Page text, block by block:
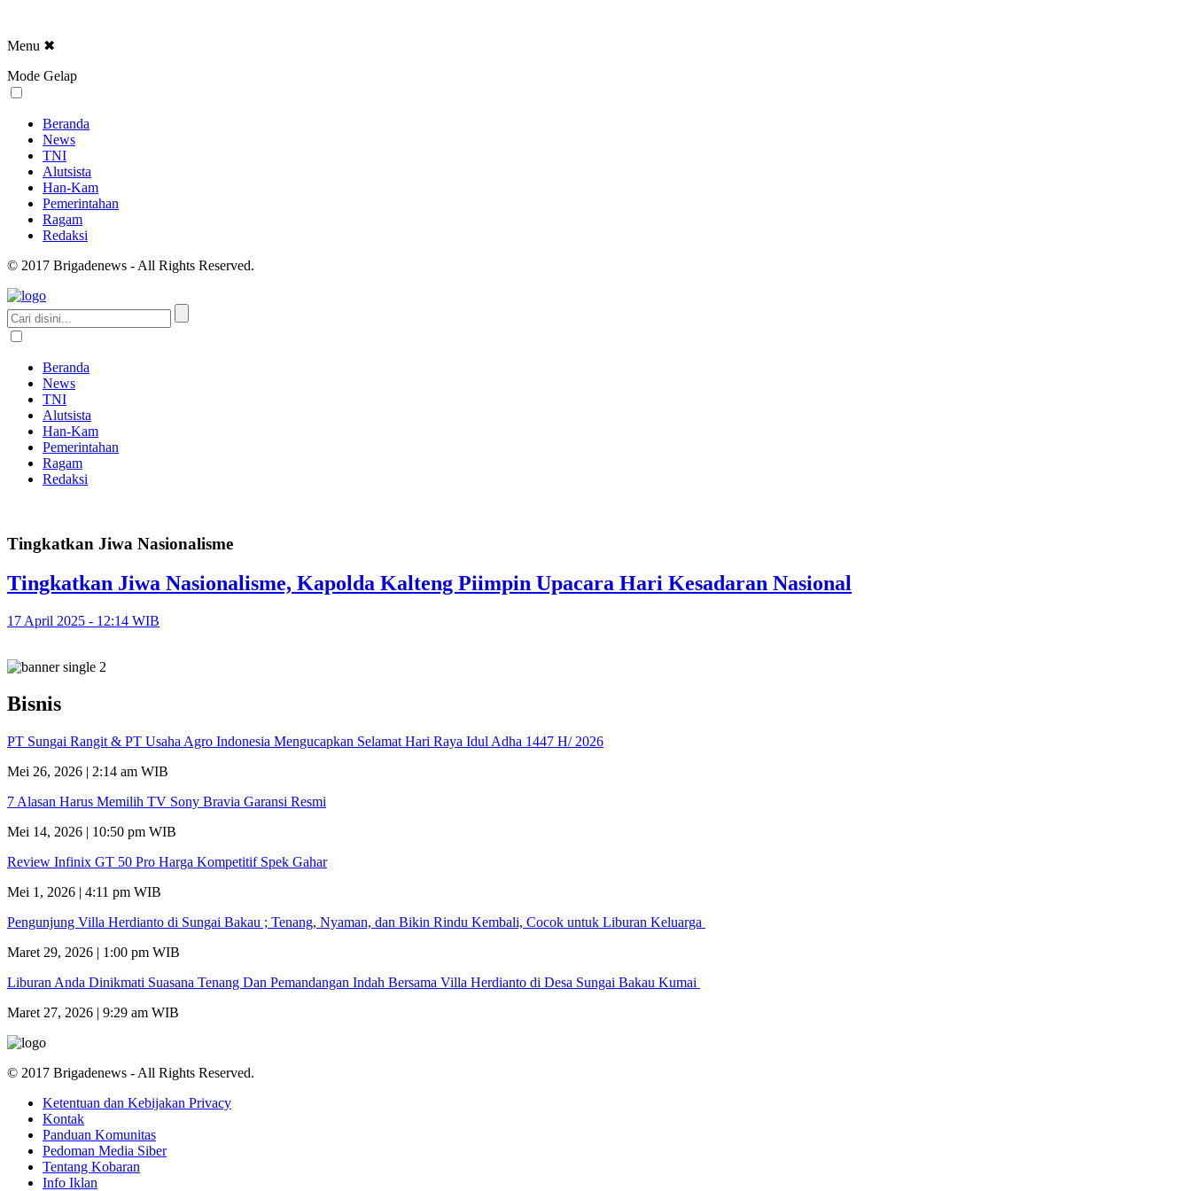
Menu ✖
Mode Gelap
Beranda
News
TNI
Alutsista
Han-Kam
Pemerintahan
Ragam
Redaksi
© 2017 Brigadenews - All Rights Reserved.
Beranda
News
TNI
Alutsista
Han-Kam
Pemerintahan
Ragam
Redaksi
Tingkatkan Jiwa Nasionalisme
Tingkatkan Jiwa Nasionalisme, Kapolda Kalteng Piimpin Upacara Hari Kesadaran Nasional
17 April 2025 - 12:14 WIB
Bisnis
PT Sungai Rangit & PT Usaha Agro Indonesia Mengucapkan Selamat Hari Raya Idul Adha 1447 H/ 2026
Mei 26, 2026 | 2:14 am WIB
7 Alasan Harus Memilih TV Sony Bravia Garansi Resmi
Mei 14, 2026 | 10:50 pm WIB
Review Infinix GT 50 Pro Harga Kompetitif Spek Gahar
Mei 1, 2026 | 4:11 pm WIB
Pengunjung Villa Herdianto di Sungai Bakau ; Tenang, Nyaman, dan Bikin Rindu Kembali, Cocok untuk Liburan Keluarga
Maret 29, 2026 | 1:00 pm WIB
Liburan Anda Dinikmati Suasana Tenang Dan Pemandangan Indah Bersama Villa Herdianto di Desa Sungai Bakau Kumai
Maret 27, 2026 | 9:29 am WIB
© 2017 Brigadenews - All Rights Reserved.
Ketentuan dan Kebijakan Privacy
Kontak
Panduan Komunitas
Pedoman Media Siber
Tentang Kobaran
Info Iklan